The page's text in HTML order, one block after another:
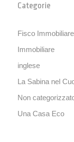
Categorie
Fisco Immobiliare
Immobiliare
inglese
La Sabina nel
Non
Una Casa Eco